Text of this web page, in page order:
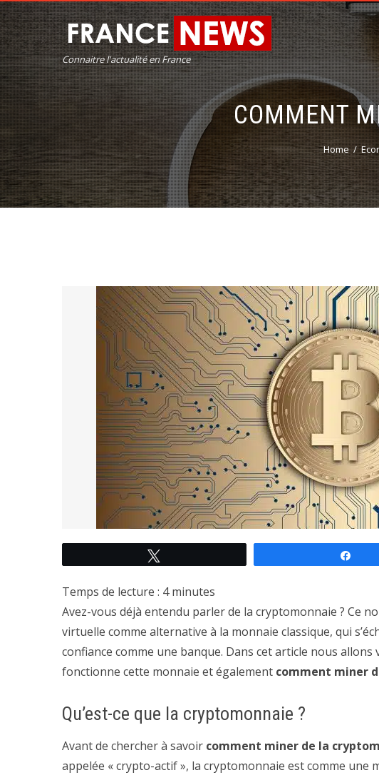
Connaitre l'actualité en France
COMMENT
Home
Temps de lecture : 4 minutes
Avez-vous déjà entendu parler de la cryptomonnaie ? Ce
virtuelle comme alternative à la monnaie classique, qui
confiance comme une banque. Dans cet article nous
fonctionne cette monnaie et également comment miner
Qu’est-ce que la cryptomonnaie ?
Avant de chercher à savoir comment miner de la
appelée « crypto-actif », la cryptomonnaie est comme